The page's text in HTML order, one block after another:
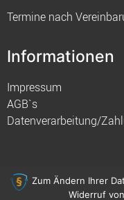
Termine nach
Informationen
Impressum
AGB`s
Datenverarbeitung/
Zum Ändern Ihrer
Widerruf